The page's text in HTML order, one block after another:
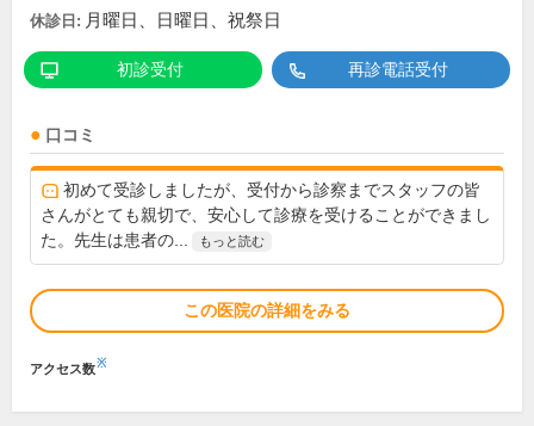
休診日: 月曜日、日曜日、祝祭日
初診受付 再診電話受付
口コミ
初めて受診しましたが、受付から診察までスタッフの皆
さんがとても親切で、安心して診療を受けることができまし
た。先生は患者の...
もっと読む
この医院の詳細をみる
アクセス数※